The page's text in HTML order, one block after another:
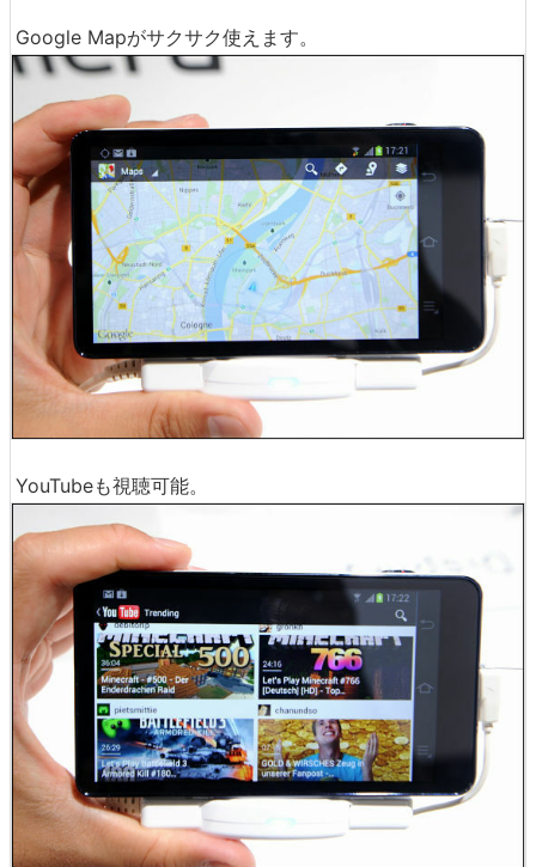
Google Mapがサクサク使えます。
YouTubeも視聴可能。